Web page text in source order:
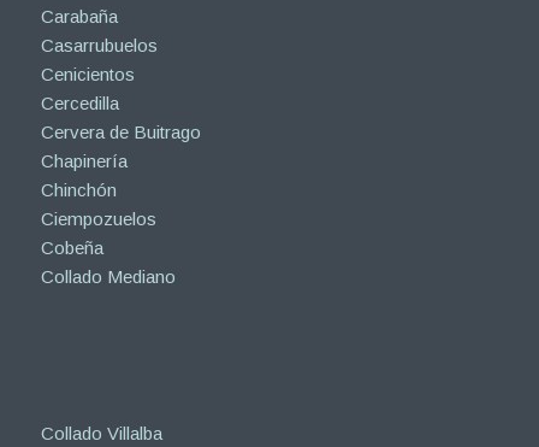
Carabaña
Casarrubuelos
Cenicientos
Cercedilla
Cervera de Buitrago
Chapinería
Chinchón
Ciempozuelos
Cobeña
Collado Mediano
Collado Villalba